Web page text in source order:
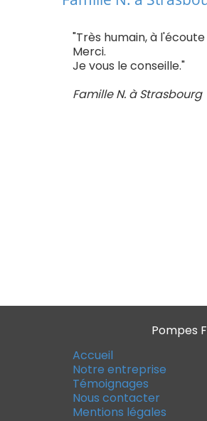
"Très humain, à
Merci.
Je vous le conseille."
Famille N. à Strasbourg
Pompes
Accueil
Notre entreprise
Témoignages
Nous contacter
Mentions légales